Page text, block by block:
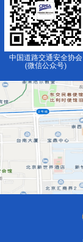
中国道路交通安全协会
(微信公众号)